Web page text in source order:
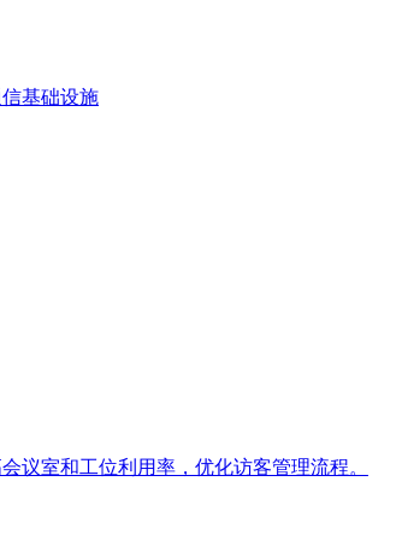
基础设施
议室和工位利用率，优化访客管理流程。